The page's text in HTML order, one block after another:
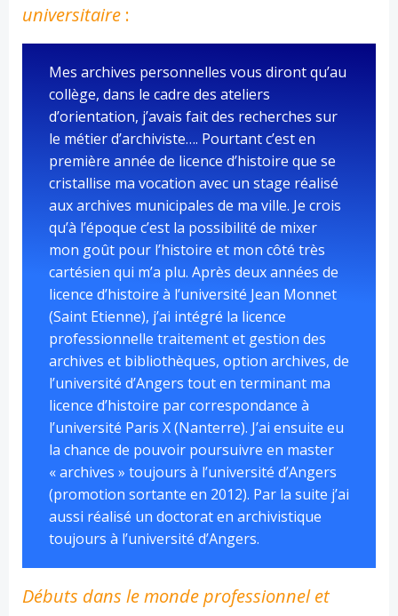
universitaire :
Mes archives personnelles vous diront qu’au
collège, dans le cadre des ateliers
d’orientation, j’avais fait des recherches sur
le métier d’archiviste…. Pourtant c’est en
première année de licence d’histoire que se
cristallise ma vocation avec un stage réalisé
aux archives municipales de ma ville. Je crois
qu’à l’époque c’est la possibilité de mixer
mon goût pour l’histoire et mon côté très
cartésien qui m’a plu. Après deux années de
licence d’histoire à l’université Jean Monnet
(Saint Etienne), j’ai intégré la licence
professionnelle traitement et gestion des
archives et bibliothèques, option archives, de
l’université d’Angers tout en terminant ma
licence d’histoire par correspondance à
l’université Paris X (Nanterre). J’ai ensuite eu
la chance de pouvoir poursuivre en master
« archives » toujours à l’université d’Angers
(promotion sortante en 2012). Par la suite j’ai
aussi réalisé un doctorat en archivistique
toujours à l’université d’Angers.
Débuts dans le monde professionnel et